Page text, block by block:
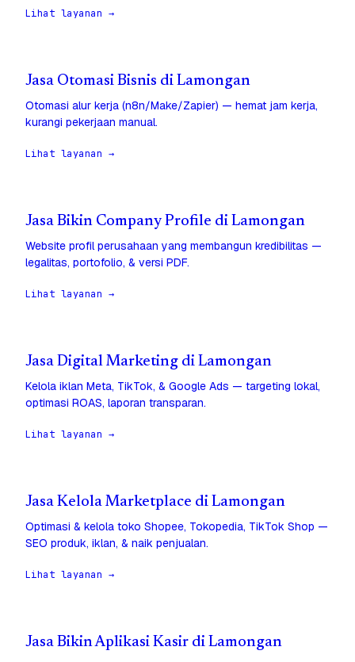
Lihat layanan →
Jasa Otomasi Bisnis di Lamongan
Otomasi alur kerja (n8n/Make/Zapier) — hemat jam kerja,
kurangi pekerjaan manual.
Lihat layanan →
Jasa Bikin Company Profile di Lamongan
Website profil perusahaan yang membangun kredibilitas —
legalitas, portofolio, & versi PDF.
Lihat layanan →
Jasa Digital Marketing di Lamongan
Kelola iklan Meta, TikTok, & Google Ads — targeting lokal,
optimasi ROAS, laporan transparan.
Lihat layanan →
Jasa Kelola Marketplace di Lamongan
Optimasi & kelola toko Shopee, Tokopedia, TikTok Shop —
SEO produk, iklan, & naik penjualan.
Lihat layanan →
Jasa Bikin Aplikasi Kasir di Lamongan